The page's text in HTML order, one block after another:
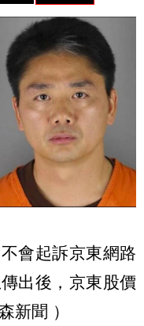
會起訴京東網路
出後，京東股價
新聞 ）